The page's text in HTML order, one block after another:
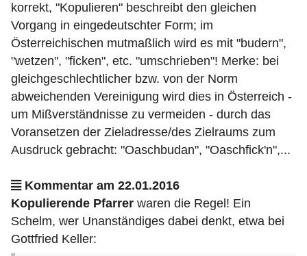
korrekt, "Kopulieren" beschreibt den gleichen
Vorgang in eingedeutschter Form; im
Österreichischen mutmaßlich wird es mit "budern",
"wetzen", "ficken", etc. "umschrieben"! Merke: bei
gleichgeschlechtlicher bzw. von der Norm
abweichenden Vereinigung wird dies in Österreich -
um Mißverständnisse zu vermeiden - durch das
Voransetzen der Zieladresse/des Zielraums zum
Ausdruck gebracht: "Oaschbudan", "Oaschfick'n",...
Kommentar am 22.01.2016
Kopulierende Pfarrer waren die Regel! Ein
Schelm, wer Unanständiges dabei denkt, etwa bei
Gottfried Keller: